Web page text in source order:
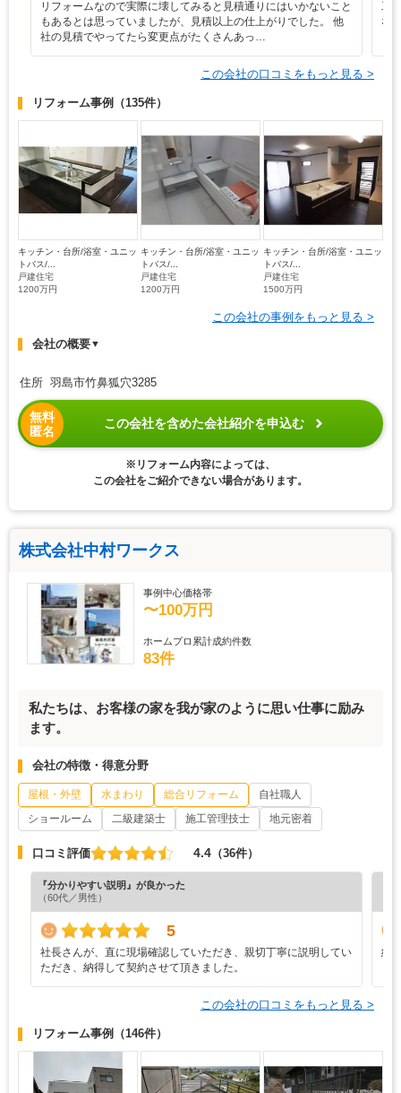
リフォームなので実際に壊してみると見積通りにはいかないこと
もあるとは思っていましたが、見積以上の仕上がりでした。 他
社の見積でやってたら変更点がたくさんあっ…
工
な
この会社の口コミをもっと見る >
リフォーム事例 （135件）
キッチン・台所/浴室・ユニッ
トバス/...
戸建住宅
1200万円
キッチン・台所/浴室・ユニッ
トバス/...
戸建住宅
1200万円
キッチン・台所/浴室・ユニッ
トバス/...
戸建住宅
1500万円
この会社の事例をもっと見る >
会社の概要▼
住所 羽島市竹鼻狐穴3285
無料
匿名
この会社を含めた会社紹介を申込む
※リフォーム内容によっては、
この会社をご紹介できない場合があります。
株式会社中村ワークス
事例中心価格帯
〜100万円
ホームプロ累計成約件数
83件
私たちは、お客様の家を我が家のように思い仕事に励み
ます。
会社の特徴・得意分野
屋根・外壁 水まわり 総合リフォーム
自社職人
ショールーム
二級建築士 施工管理技士 地元密着
口コミ評価 4.4 （36件）
『分かりやすい説明』が良かった
（60代／男性）
5
社長さんが、直に現場確認していただき、親切丁寧に説明してい
ただき、納得して契約させて頂きました。
納
この会社の口コミをもっと見る >
リフォーム事例 （146件）